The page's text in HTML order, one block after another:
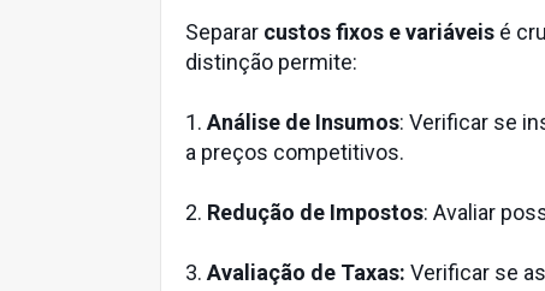
Separar custos fixos e variáveis é
distinção permite:
1. Análise de Insumos: Verificar se
a preços competitivos.
2. Redução de Impostos: Avaliar
3. Avaliação de Taxas: Verificar se